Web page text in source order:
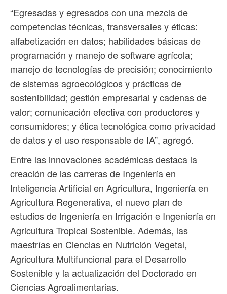
“Egresadas y egresados con una mezcla de
competencias técnicas, transversales y éticas:
alfabetización en datos; habilidades básicas de
programación y manejo de software agrícola;
manejo de tecnologías de precisión; conocimiento
de sistemas agroecológicos y prácticas de
sostenibilidad; gestión empresarial y cadenas de
valor; comunicación efectiva con productores y
consumidores; y ética tecnológica como privacidad
de datos y el uso responsable de IA”, agregó.
Entre las innovaciones académicas destaca la
creación de las carreras de Ingeniería en
Inteligencia Artificial en Agricultura, Ingeniería en
Agricultura Regenerativa, el nuevo plan de
estudios de Ingeniería en Irrigación e Ingeniería en
Agricultura Tropical Sostenible. Además, las
maestrías en Ciencias en Nutrición Vegetal,
Agricultura Multifuncional para el Desarrollo
Sostenible y la actualización del Doctorado en
Ciencias Agroalimentarias.